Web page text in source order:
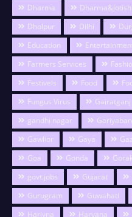
Dharma
Dharma&Jotishi
Dholpur
Dilhi
Education
Farmers Services
Festivels
Food
Fungus Virus
Gairatganj
gandhi nagar
Gawlior
Gaya
Goa
Gonda
govt.jobs
Gujarat
Gurugram
Guwahati
Hariyna
Haryana